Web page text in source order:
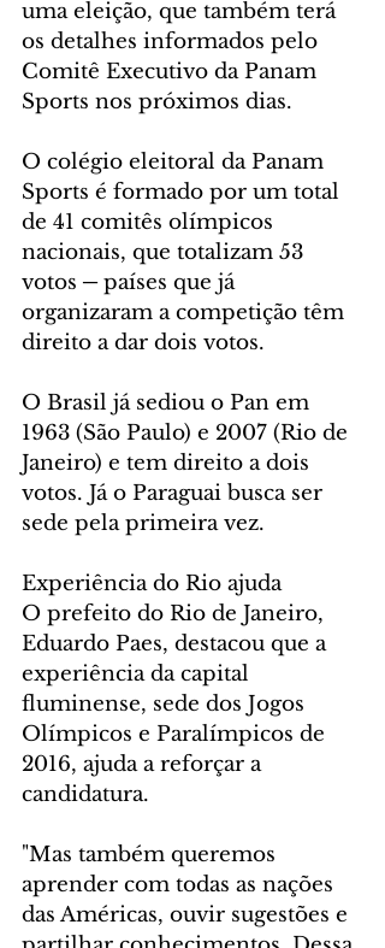
uma eleição, que também terá
os detalhes informados pelo
Comitê Executivo da Panam
Sports nos próximos dias.
O colégio eleitoral da Panam
Sports é formado por um total
de 41 comitês olímpicos
nacionais, que totalizam 53
votos ─ países que já
organizaram a competição têm
direito a dar dois votos.
O Brasil já sediou o Pan em
1963 (São Paulo) e 2007 (Rio de
Janeiro) e tem direito a dois
votos. Já o Paraguai busca ser
sede pela primeira vez.
Experiência do Rio ajuda
O prefeito do Rio de Janeiro,
Eduardo Paes, destacou que a
experiência da capital
fluminense, sede dos Jogos
Olímpicos e Paralímpicos de
2016, ajuda a reforçar a
candidatura.
"Mas também queremos
aprender com todas as nações
das Américas, ouvir sugestões e